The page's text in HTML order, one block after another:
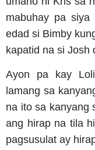
mabuhay pa siya
edad si Bimby
kapatid na si Josh
Ayon pa kay
lamang sa
na ito sa kanyang
ang hirap na tila
pagsusulat ay